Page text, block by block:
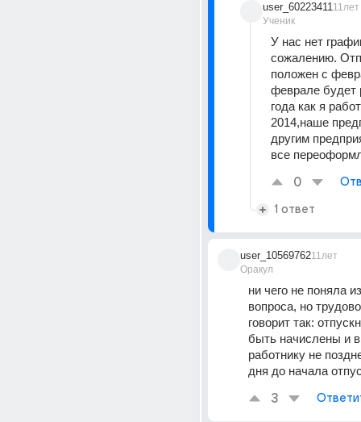
user_60223411
Ученик
11лет
У нас нет
сожалению.
положен с
феврале будет
года как я
2014,наше
другим
все
0
1 ответ
user_10569762
Оракул
11лет
ни чего не поняла
вопроса, но
говорит так:
быть начислены и
работнику не
дня до начала
3